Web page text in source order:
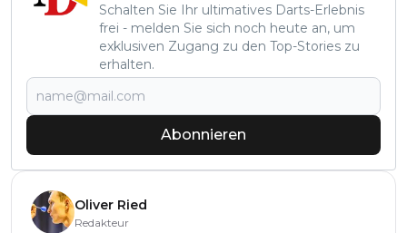
Schalten Sie Ihr ultimatives Darts-Erlebnis
frei - melden Sie sich noch heute an, um
exklusiven Zugang zu den Top-Stories zu
erhalten.
Abonnieren
Oliver Ried
Redakteur